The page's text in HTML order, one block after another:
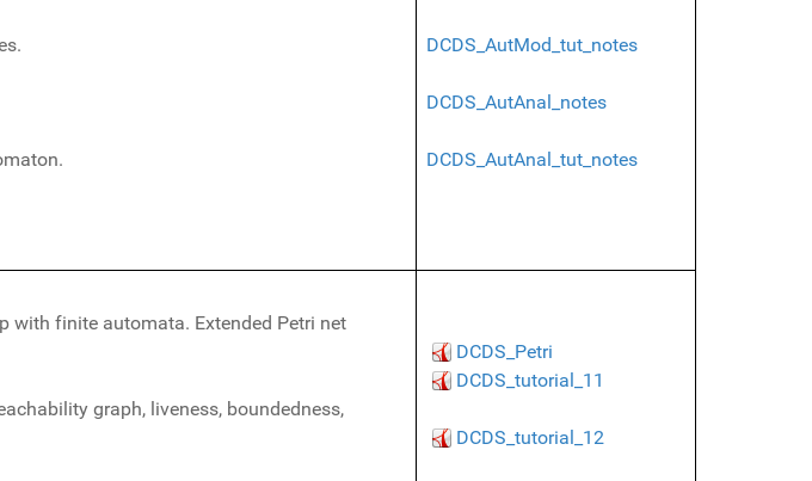
DCDS_AutMod_tut_notes
DCDS_AutAnal_notes
DCDS_AutAnal_tut_notes
with finite automata. Extended Petri net
graph, liveness, boundedness,
DCDS_Petri
DCDS_tutorial_11
DCDS_tutorial_12